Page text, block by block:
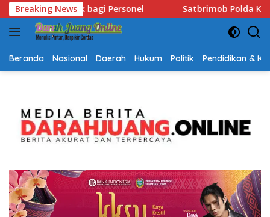
Langsung
ke
konten
Breaking News
Polda Kalsel Hadir Bantu Warga Terdampak Kemarau,
Beranda Nasional Daerah Hukum Politik Pendidikan &